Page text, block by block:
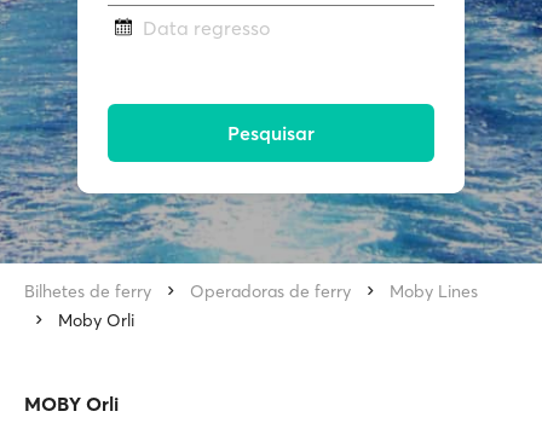
Data regresso
Pesquisar
Bilhetes de ferry Operadoras de ferry
Moby Lines
Moby Orli
MOBY Orli